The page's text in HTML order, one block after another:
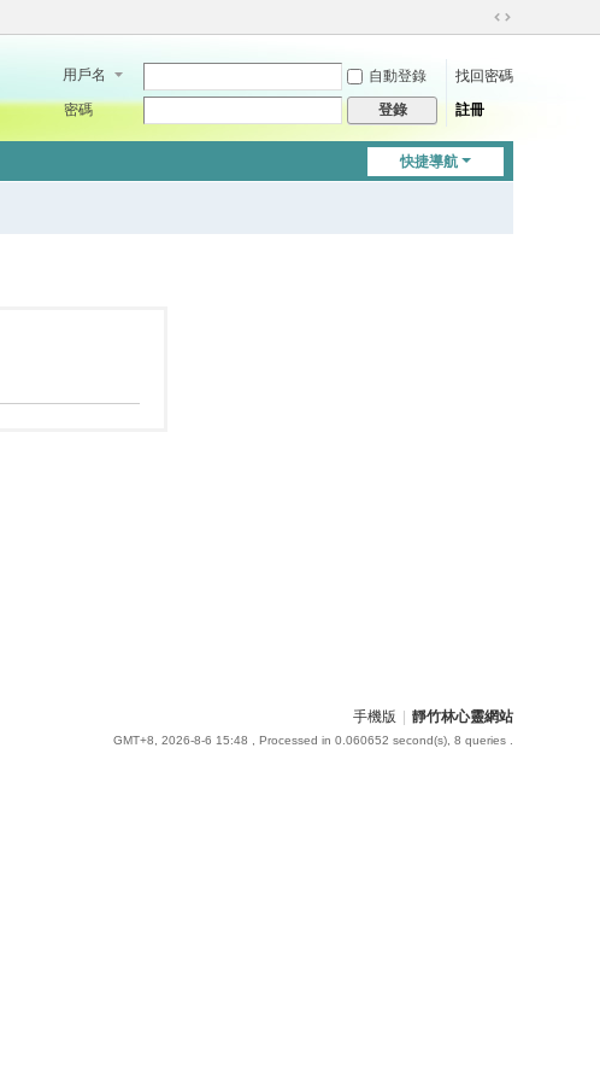
切
到
用戶名 自動登錄
找回密碼
密碼
登錄 註冊
快捷導航
手機版 靜竹林心靈網站
GMT+8, 2026-8-6 15:48 , Processed in 0.060652 second(s), 8 queries .